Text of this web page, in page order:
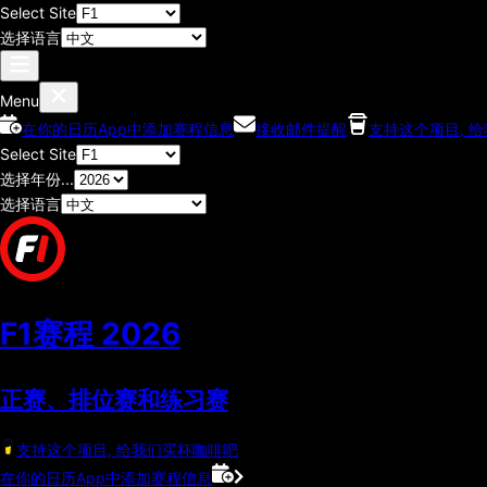
Select Site
选择语言
Menu
在你的日历App中添加赛程信息
接收邮件提醒
支持这个项目,
Select Site
选择年份...
选择语言
F1赛程 2026
正赛、排位赛和练习赛
支持这个项目, 给我们买杯咖啡吧
在你的日历App中添加赛程信息